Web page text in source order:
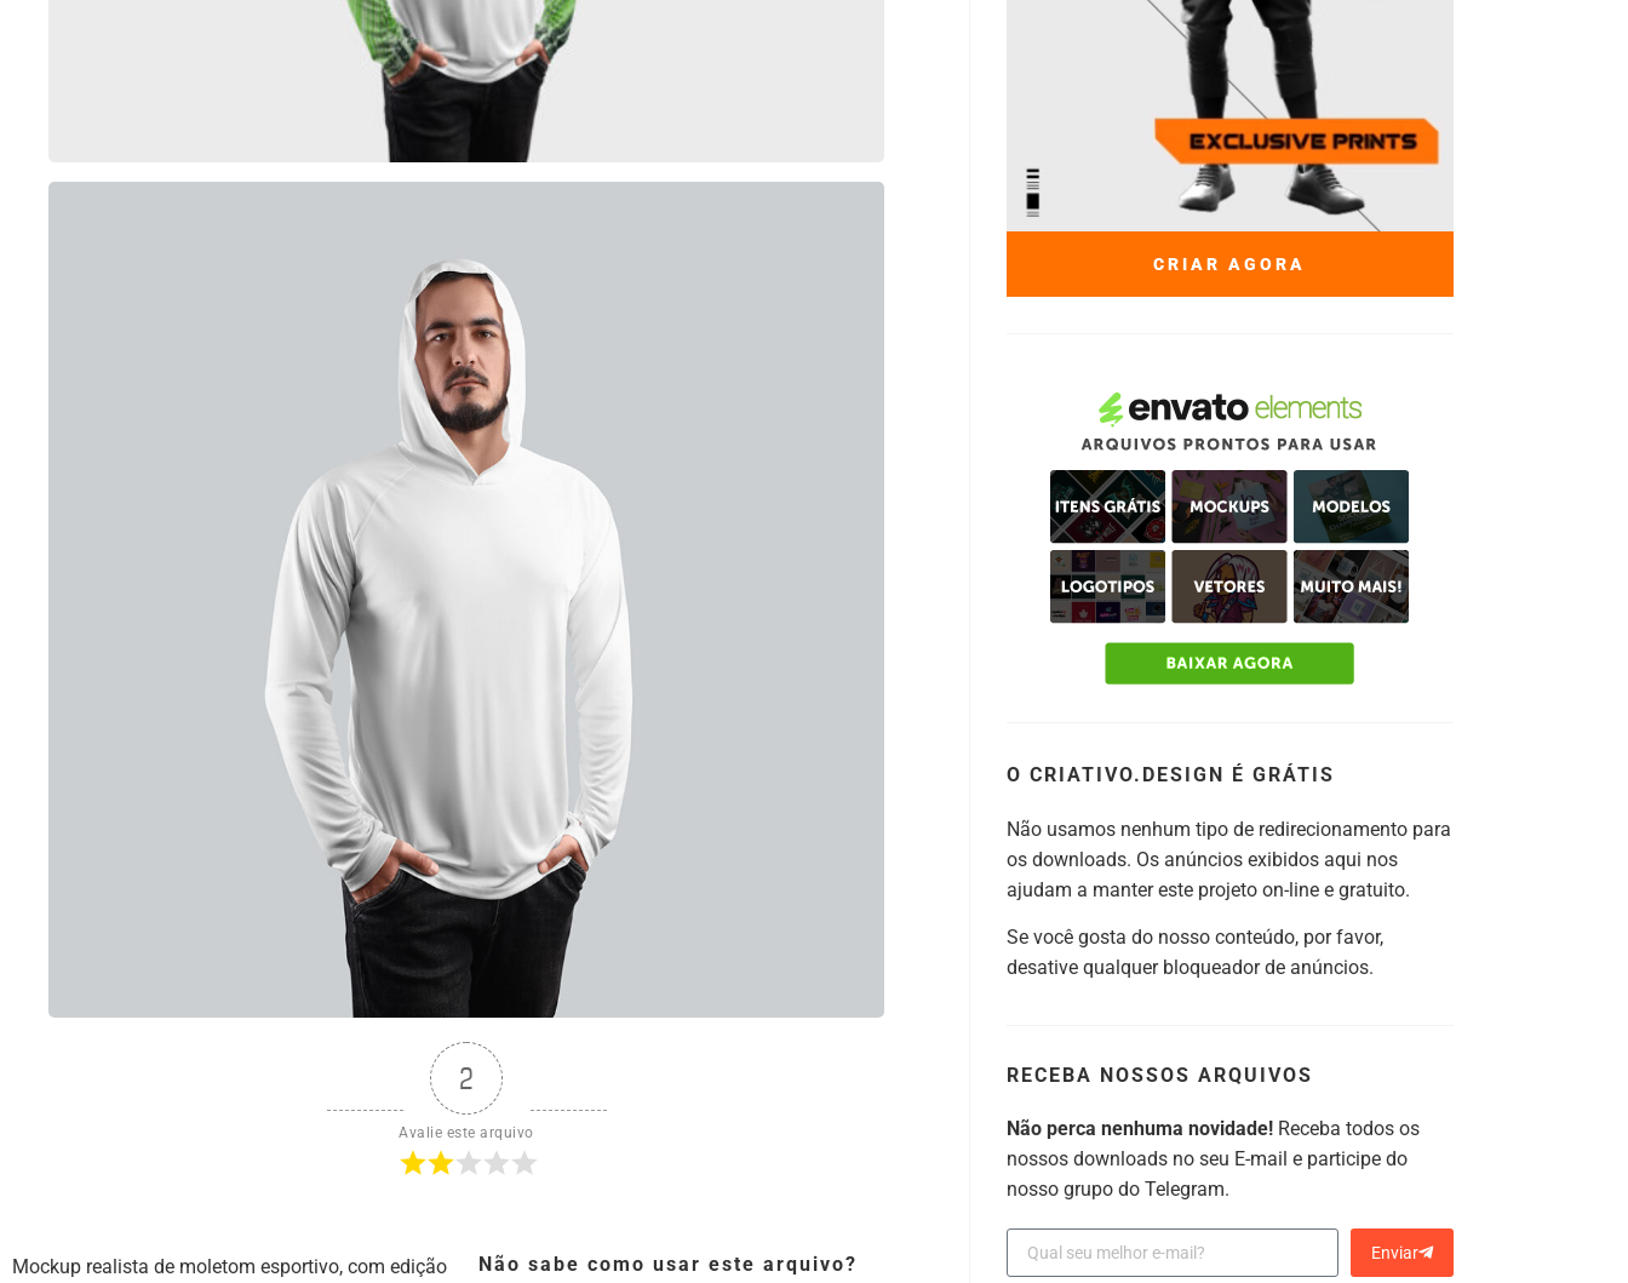
2
Avalie este arquivo
Mockup realista de moletom esportivo, com edição
Não sabe como usar este arquivo?
CRIAR AGORA
O CRIATIVO.DESIGN É GRÁTIS
Não usamos nenhum tipo de redirecionamento para
os downloads. Os anúncios exibidos aqui nos
ajudam a manter este projeto on-line e gratuito.
Se você gosta do nosso conteúdo, por favor,
desative qualquer bloqueador de anúncios.
RECEBA NOSSOS ARQUIVOS
Não perca nenhuma novidade!Receba todos os
nossos downloads no seu E-mail e participe do
nosso grupo do Telegram.
Enviar